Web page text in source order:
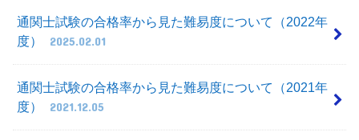
通関士試験の合格率から見た難易度について（2022年
度）
2025.02.01
通関士試験の合格率から見た難易度について（2021年
度）
2021.12.05